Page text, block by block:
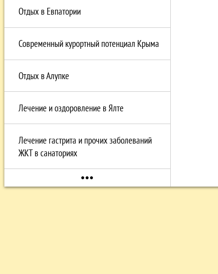
Отдых в Eвпатории
Современный курортный потенциал Крыма
Отдых в Алупке
Лечение и оздоровление в Ялте
Лечение гастрита и прочих заболеваний
ЖКТ в санаториях
more_horiz